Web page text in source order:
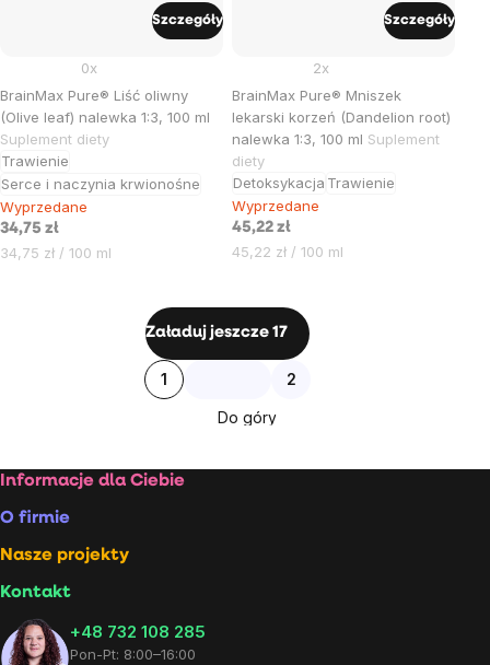
BrainMax Pure® Liść oliwny
(Olive leaf) nalewka 1:3, 100 ml
Suplement diety
Trawienie
Serce i naczynia krwionośne
0x
Wyprzedane
34,75 zł
Cena
34,75 zł / 100 ml
Szczegóły
BrainMax Pure® Mniszek
lekarski korzeń (Dandelion root)
nalewka 1:3, 100 ml Suplement
diety
Detoksykacja Trawienie
2x
Wyprzedane
45,22 zł
Cena
45,22 zł / 100 ml
Szczegóły
Kontrolki
Załaduj jeszcze 17
Paginacja
1 2
Do góry
Stopka
Informacje dla Ciebie
O firmie
Nasze projekty
Kontakt
+48 732 108 285
Pon-Pt: 8:00–16:00